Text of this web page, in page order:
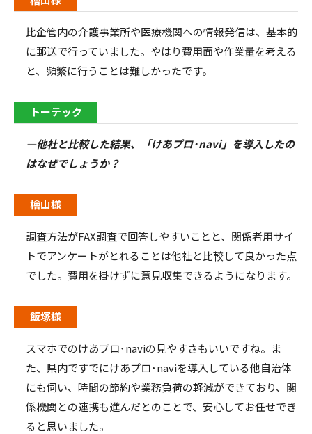
比企管内の介護事業所や医療機関への情報発信は、基本的
に郵送で行っていました。やはり費用面や作業量を考える
と、頻繁に行うことは難しかったです。
トーテック
―他社と比較した結果、「けあプロ･navi」を導入したの
はなぜでしょうか？
檜山様
調査方法がFAX調査で回答しやすいことと、関係者用サイ
トでアンケートがとれることは他社と比較して良かった点
でした。費用を掛けずに意見収集できるようになります。
飯塚様
スマホでのけあプロ･naviの見やすさもいいですね。ま
た、県内ですでにけあプロ･naviを導入している他自治体
にも伺い、時間の節約や業務負荷の軽減ができており、関
係機関との連携も進んだとのことで、安心してお任せでき
ると思いました。